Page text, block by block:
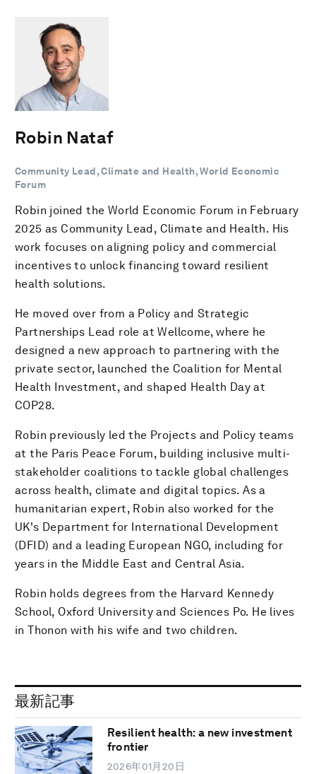
Robin Nataf
Community Lead, Climate and Health, World Economic
Forum
Robin joined the World Economic Forum in February
2025 as Community Lead, Climate and Health. His
work focuses on aligning policy and commercial
incentives to unlock financing toward resilient
health solutions.
He moved over from a Policy and Strategic
Partnerships Lead role at Wellcome, where he
designed a new approach to partnering with the
private sector, launched the Coalition for Mental
Health Investment, and shaped Health Day at
COP28.
Robin previously led the Projects and Policy teams
at the Paris Peace Forum, building inclusive multi-
stakeholder coalitions to tackle global challenges
across health, climate and digital topics. As a
humanitarian expert, Robin also worked for the
UK's Department for International Development
(DFID) and a leading European NGO, including for
years in the Middle East and Central Asia.
Robin holds degrees from the Harvard Kennedy
School, Oxford University and Sciences Po. He lives
in Thonon with his wife and two children.
最新記事
Resilient health: a new investment
frontier
2026年01月20日